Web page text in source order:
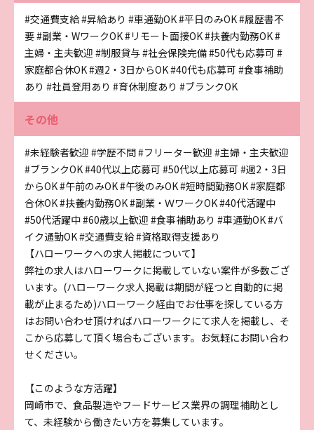
#交通費支給#昇給あり #車通勤OK#平日のみOK#履歴書不
要#副業・WワークOK#リモート面接OK#扶養内勤務OK#
主婦・主夫歓迎 #制服貸与#社会保険完備#50代も応募可 #
家庭都合休OK#週2・3日からOK#40代も応募可 #食事補助
あり #社員登用あり #育休制度あり #ブランクOK
その他
#未経験者歓迎 #学歴不問#フリーター歓迎 #主婦・主夫歓迎
#ブランクOK#40代以上応募可 #50代以上応募可 #週2・3日
からOK#午前のみOK#午後のみOK#短時間勤務OK#家庭都
合休OK#扶養内勤務OK#副業・ＷワークOK#40代活躍中
#50代活躍中#60歳以上歓迎 #食事補助あり #車通勤OK#バ
イク通勤OK#交通費支給#資格取得支援あり
【ハローワークへの求人掲載について】
弊社の求人はハローワークに掲載していない案件が多数ござ
います。(ハローワーク求人掲載は期間が経つと自動的に掲
載が止まるため)ハローワーク経由でお仕事を探している方
はお問い合わせ頂ければハローワークにて求人を掲載し、そ
こから応募して頂く場合もございます。お気軽にお問い合わ
せください。
【このような方活躍】
岡崎市で、食品製造やフードサービス業界の調理補助とし
て、未経験から働きたい方を募集しています。